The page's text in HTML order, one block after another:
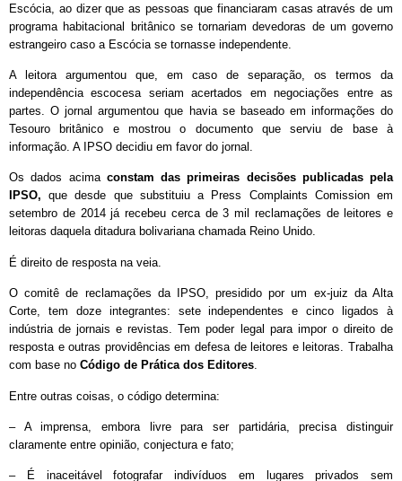
Escócia, ao dizer que as pessoas que financiaram casas através de um
programa habitacional britânico se tornariam devedoras de um governo
estrangeiro caso a Escócia se tornasse independente.
A leitora argumentou que, em caso de separação, os termos da
independência escocesa seriam acertados em negociações entre as
partes. O jornal argumentou que havia se baseado em informações do
Tesouro britânico e mostrou o documento que serviu de base à
informação. A IPSO decidiu em favor do jornal.
Os dados acima constam das primeiras decisões publicadas pela
IPSO,que desde que substituiu a Press Complaints Comission em
setembro de 2014 já recebeu cerca de 3 mil reclamações de leitores e
leitoras daquela ditadura bolivariana chamada Reino Unido.
É direito de resposta na veia.
O comitê de reclamações da IPSO, presidido por um ex-juiz da Alta
Corte, tem doze integrantes: sete independentes e cinco ligados à
indústria de jornais e revistas. Tem poder legal para impor o direito de
resposta e outras providências em defesa de leitores e leitoras. Trabalha
com base no Código de Prática dos Editores.
Entre outras coisas, o código determina:
– A imprensa, embora livre para ser partidária, precisa distinguir
claramente entre opinião, conjectura e fato;
– É inaceitável fotografar indivíduos em lugares privados sem